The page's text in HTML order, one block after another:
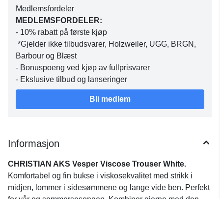
Medlemsfordeler
MEDLEMSFORDELER:
- 10% rabatt på første kjøp
*Gjelder ikke tilbudsvarer, Holzweiler, UGG, BRGN,
Barbour og Blæst
- Bonuspoeng ved kjøp av fullprisvarer
- Ekslusive tilbud og lanseringer
Bli medlem
Informasjon
CHRISTIAN AKS Vesper Viscose Trouser White.
Komfortabel og fin bukse i viskosekvalitet med strikk i
midjen, lommer i sidesømmene og lange vide ben. Perfekt